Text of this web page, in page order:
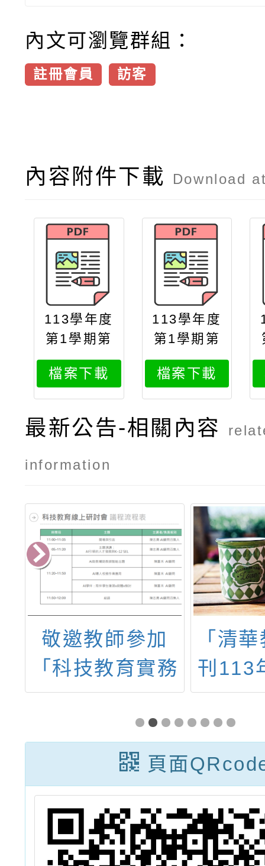
內文可瀏覽群組：
註冊會員 訪客
內容附件下載 Download
113學年度
第1學期第
一次段考7
年級各科分
數組距區間
人數統計表
檔案下載
113學年度
第1學期第
一次段考8
年級各科分
數組距區間
人數統計表
檔案下載
最新公告-相關內容
information
敬邀教師參加
「科技教育實務
線上研習會」
「清
刊113
行
頁面